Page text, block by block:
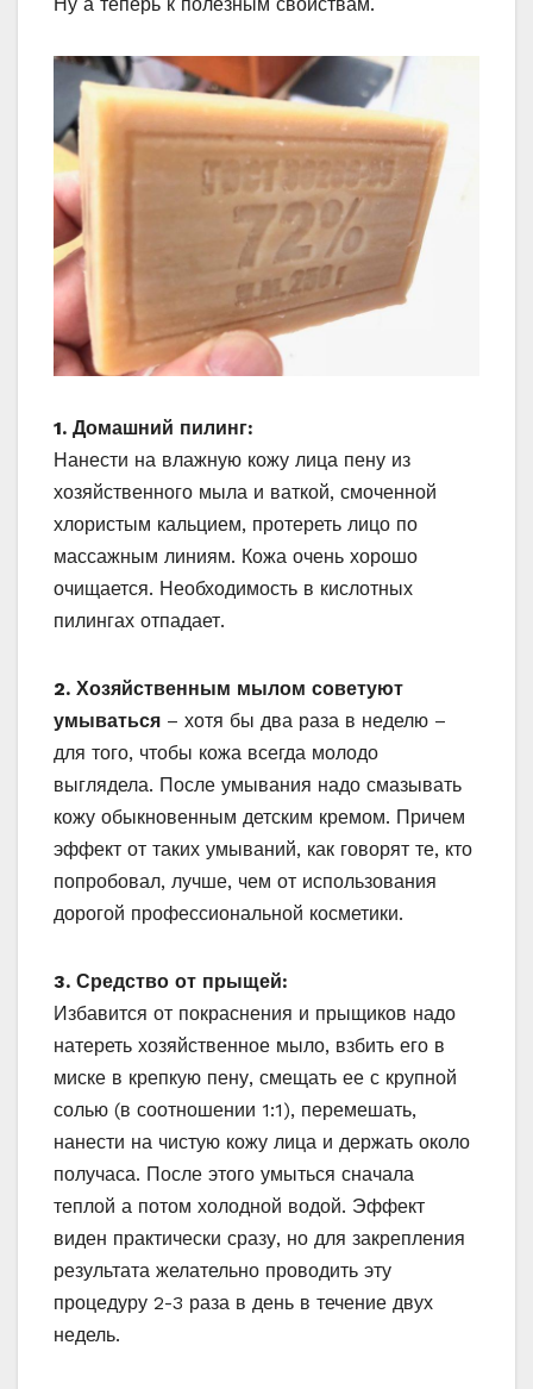
1. Домашний пилинг:
Нанести на влажную кожу лица пену из
хозяйственного мыла и ваткой, смоченной
хлористым кальцием, протереть лицо по
массажным линиям. Кожа очень хорошо
очищается. Необходимость в кислотных
пилингах отпадает.
2. Хозяйственным мылом советуют
умываться – хотя бы два раза в неделю –
для того, чтобы кожа всегда молодо
выглядела. После умывания надо смазывать
кожу обыкновенным детским кремом. Причем
эффект от таких умываний, как говорят те, кто
попробовал, лучше, чем от использования
дорогой профессиональной косметики.
3. Средство от прыщей:
Избавится от покраснения и прыщиков надо
натереть хозяйственное мыло, взбить его в
миске в крепкую пену, смещать ее с крупной
солью (в соотношении 1:1), перемешать,
нанести на чистую кожу лица и держать около
получаса. После этого умыться сначала
теплой а потом холодной водой. Эффект
виден практически сразу, но для закрепления
результата желательно проводить эту
процедуру 2-3 раза в день в течение двух
недель.